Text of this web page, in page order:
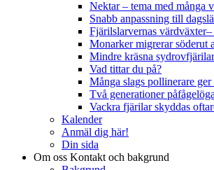
Nektar – tema med många
Snabb anpassning till
Fjärilslarvernas
Monarker migrerar söderut
Mindre kräsna
Vad tittar du på?
Många slags pollinerare
Två generationer
Vackra fjärilar skyddas
Kalender
Anmäl dig här!
Din sida
Om oss Kontakt och bakgrund